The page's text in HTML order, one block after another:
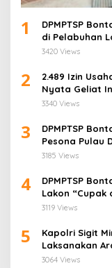
1
DPMPTSP
di Pelabuhan
Dikuasai!”
3420 Views
2
2.489 Izin
Nyata Geliat
3340 Views
3
DPMPTSP
Pesona Pulau
3185 Views
4
DPMPTSP
Lakon
Carnaval 2025
3119 Views
5
Kapolri Sigit
Laksanakan
3064 Views